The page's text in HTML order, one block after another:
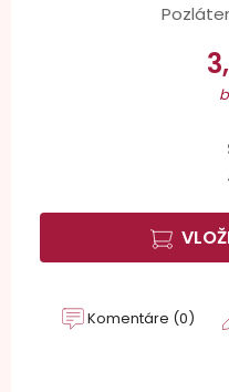
Komentáre (0)